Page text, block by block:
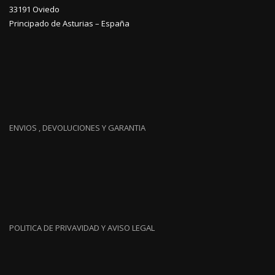
33191 Oviedo
Principado de Asturias – España
ENVIOS , DEVOLUCIONES Y GARANTIA
POLITICA DE PRIVAVIDAD Y AVISO LEGAL